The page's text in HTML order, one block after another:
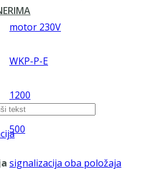
motor 230V
WKP-P-E
1200
500
signalizacija oba položaja